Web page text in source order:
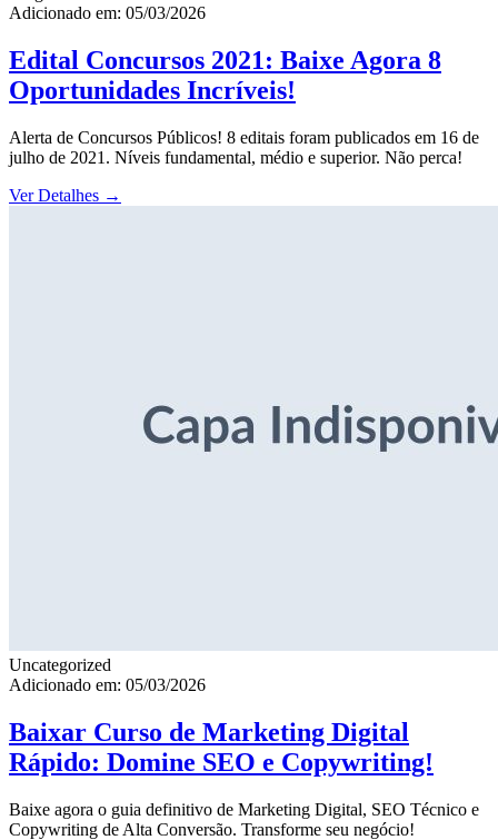
Adicionado em: 05/03/2026
Edital Concursos 2021: Baixe Agora 8
Oportunidades Incríveis!
Alerta de Concursos Públicos! 8 editais foram publicados em 16 de
julho de 2021. Níveis fundamental, médio e superior. Não perca!
Ver Detalhes →
Uncategorized
Adicionado em: 05/03/2026
Baixar Curso de Marketing Digital
Rápido: Domine SEO e Copywriting!
Baixe agora o guia definitivo de Marketing Digital, SEO Técnico e
Copywriting de Alta Conversão. Transforme seu negócio!